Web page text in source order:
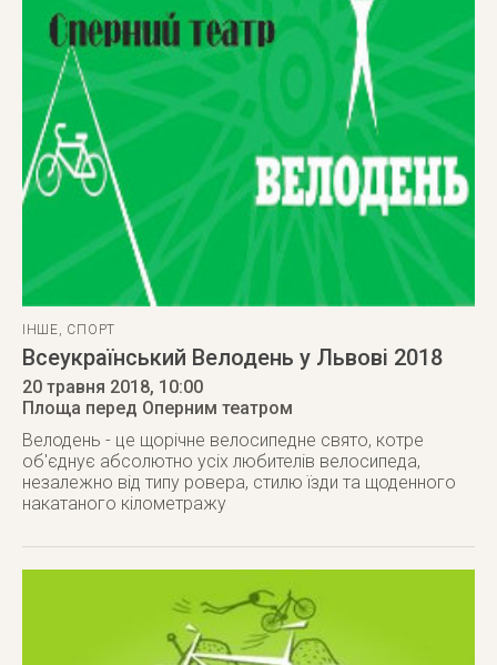
ІНШЕ, СПОРТ
Всеукраїнський Велодень у Львові 2018
20 травня 2018, 10:00
Площа перед Оперним театром
Велодень - це щорічне велосипедне свято, котре
об'єднує абсолютно усіх любителів велосипеда,
незалежно від типу ровера, стилю їзди та щоденного
накатаного кілометражу